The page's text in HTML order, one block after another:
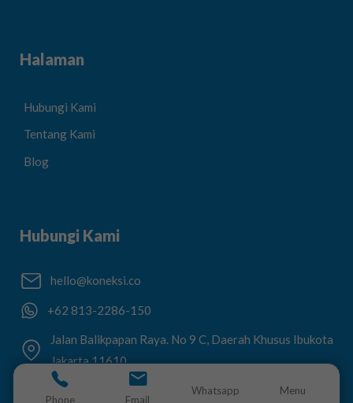
Phone Email
Whatsapp Menu
Halaman
Hubungi Kami
Tentang Kami
Blog
Hubungi Kami
hello@koneksi.co
+62 813-2286-150
Jalan Balikpapan Raya. No 9 C, Daerah Khusus Ibukota
Jakarta 11610